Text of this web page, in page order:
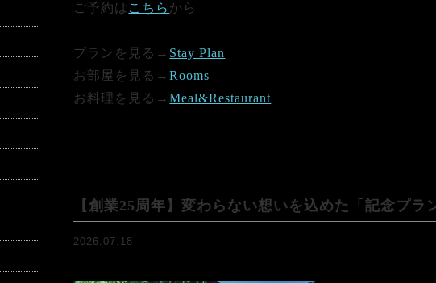
ご予約は こちら から
プランを見る→ Stay Plan
お部屋を見る→Rooms
お料理を見る→Meal&Restaurant
【創業25周年】変わらない想いを込めた「記念プラ
2026.07.18